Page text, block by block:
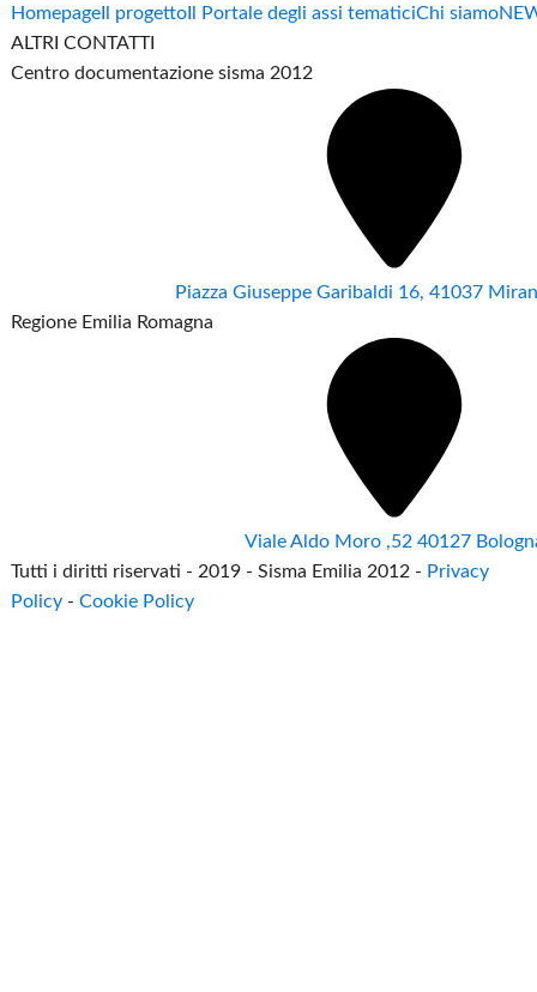
Homepage Il progetto Il Portale degli assi tematiciChi siamo
ALTRI CONTATTI
Centro documentazione sisma 2012
Piazza Giuseppe Garibaldi 16, 41037
Regione Emilia Romagna
Viale Aldo Moro ,52 40127
Tutti i diritti riservati - 2019 - Sisma Emilia 2012 - Privacy
Policy -Cookie Policy